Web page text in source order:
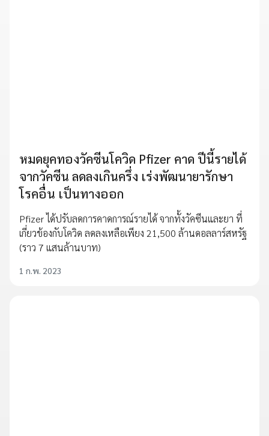
หมดยุคทองวัคซีนโควิด Pfizer คาด ปีนี้รายได้
จากวัคซีน ลดลงเกินครึ่ง เร่งพัฒนายารักษา
โรคอื่น เป็นทางออก
Pfizer ได้ปรับลดการคาดการณ์รายได้ จากทั้งวัคซีนและยา ที่
เกี่ยวข้องกับโควิด ลดลงเหลือเพียง 21,500 ล้านดอลลาร์สหรัฐ
(ราว 7 แสนล้านบาท)
1 ก.พ. 2023